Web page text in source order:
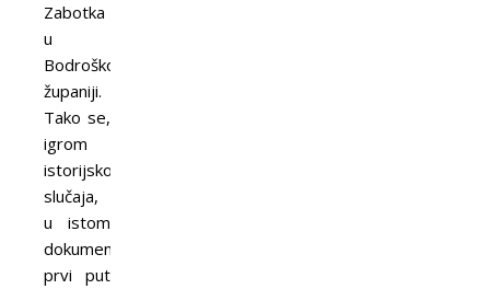
Zabotka
u
Bodroškoj
županiji.
Tako se,
igrom
istorijskog
slučaja,
u istom
dokumentu
prvi put